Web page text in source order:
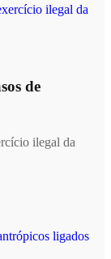
de
ilegal da